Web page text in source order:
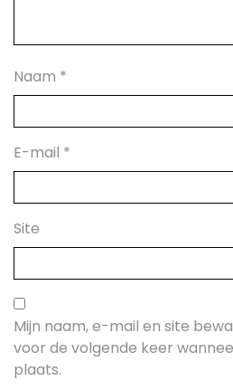
Naam *
E-mail *
Site
Mijn naam, e-mail en site
voor de volgende keer
plaats.